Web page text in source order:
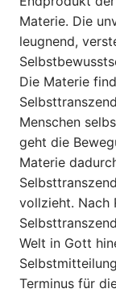
Materie. Die
leugnend,
Die Materie
Menschen
geht die
Materie
vollzieht. Nach
Welt in Gott
Terminus für